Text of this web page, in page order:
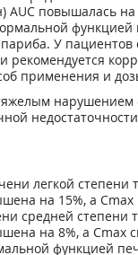
AUC повышалась на
функцией
У
рекомендуется
применения и
нарушением
легкой степени
на 15%, а Сmax
средней степени
на 8%, а Сmax
функцией